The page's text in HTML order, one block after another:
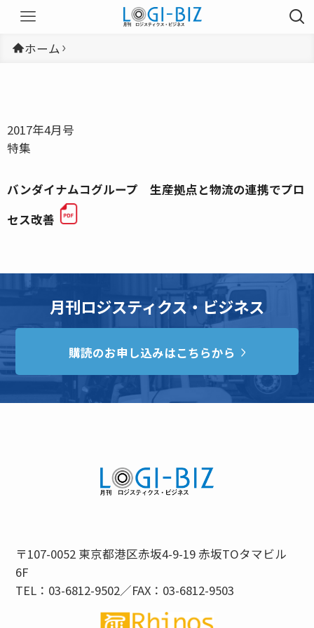
ホーム
2017年4月号
特集
バンダイナムコグループ 生産拠点と物流の連携でプロ
セス改善
月刊ロジスティクス・ビジネス
購読のお申し込みはこちらから
〒107-0052 東京都港区赤坂4-9-19 赤坂TOタマビル
6F
TEL：03-6812-9502／FAX：03-6812-9503